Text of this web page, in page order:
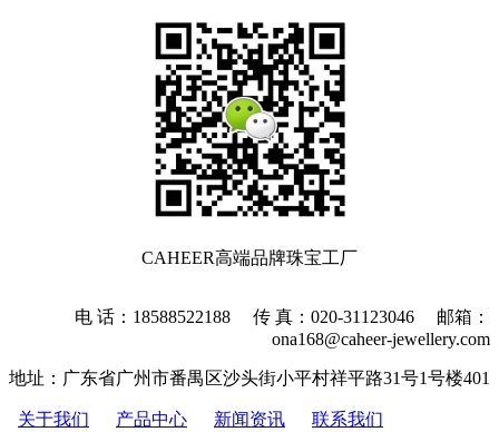
CAHEER高端品牌珠宝工厂
电 话：18588522188 传 真：020-31123046 邮箱：
ona168@caheer-jewellery.com
地址：广东省广州市番禺区沙头街小平村祥平路31号1号楼401
关于我们 产品中心 新闻资讯 联系我们